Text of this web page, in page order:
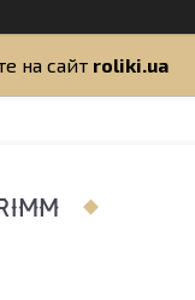
на сайт roliki.ua